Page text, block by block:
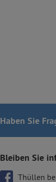
Haben Sie
Bleiben Sie
Thüllen